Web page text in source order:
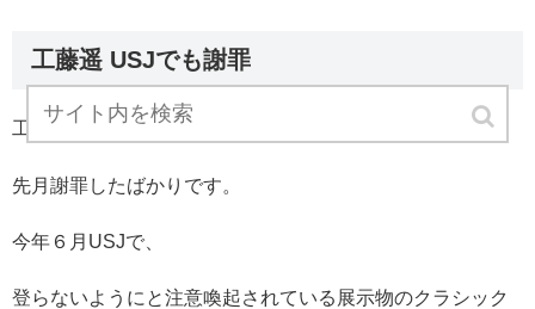
工藤遥 USJでも謝罪
工藤遥の謝罪は今年２度目です。
先月謝罪したばかりです。
今年６月USJで、
登らないようにと注意喚起されている展示物のクラシック